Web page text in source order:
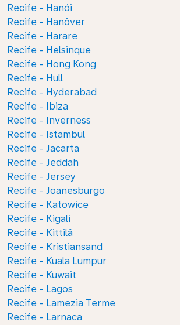
Recife - Hanói
Recife - Hanôver
Recife - Harare
Recife - Helsinque
Recife - Hong Kong
Recife - Hull
Recife - Hyderabad
Recife - Ibiza
Recife - Inverness
Recife - Istambul
Recife - Jacarta
Recife - Jeddah
Recife - Jersey
Recife - Joanesburgo
Recife - Katowice
Recife - Kigali
Recife - Kittilä
Recife - Kristiansand
Recife - Kuala Lumpur
Recife - Kuwait
Recife - Lagos
Recife - Lamezia Terme
Recife - Larnaca